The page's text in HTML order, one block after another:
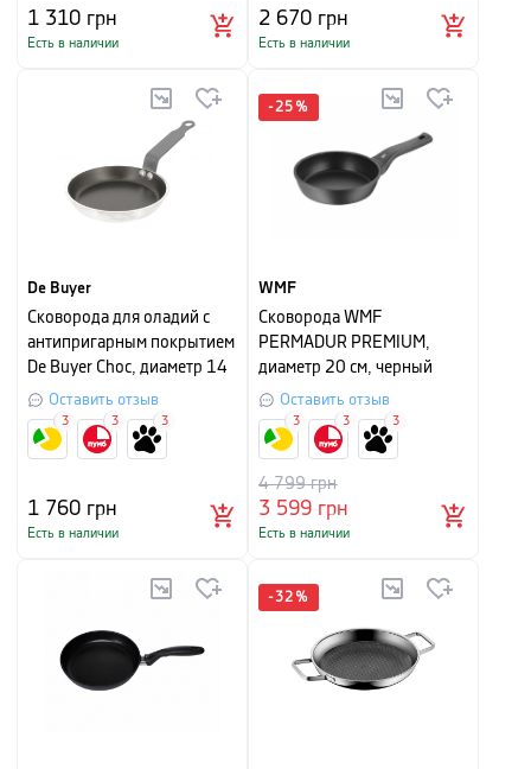
1 310 грн
Есть в наличии
2 670 грн
Есть в наличии
De Buyer
Сковорода для оладий с
антипригарным покрытием
De Buyer Choc, диаметр 14
см Оставить отзыв
1 760 грн
Есть в наличии
3 3 3
-25 %
WMF
Сковорода WMF
PERMADUR PREMIUM,
диаметр 20 см, черный
Оставить отзыв
3 599 грн
4 799грн
Есть в наличии
3 3 3
-32 %